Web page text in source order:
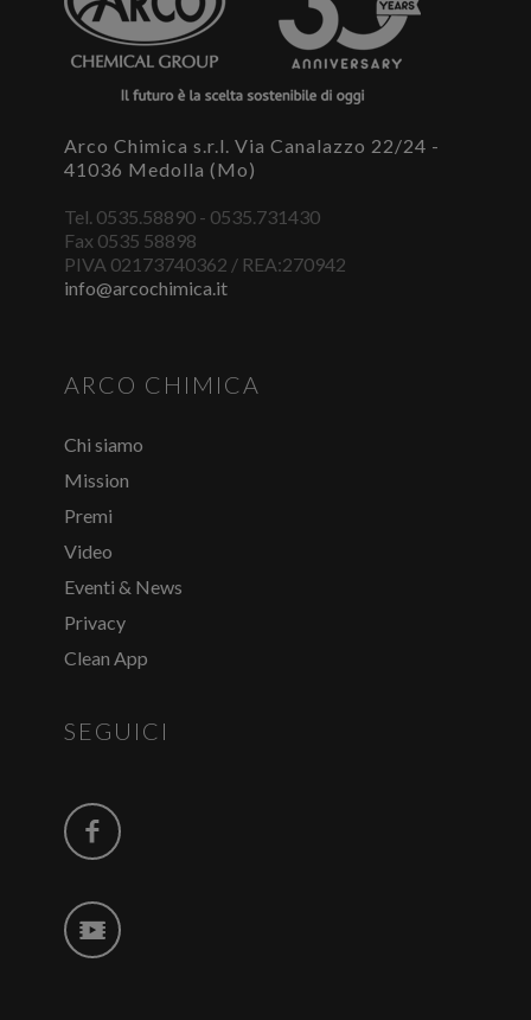
Arco Chimica s.r.l. Via Canalazzo 22/24 -
41036 Medolla (Mo)
Tel. 0535.58890 - 0535.731430
Fax 0535 58898
PIVA 02173740362 / REA:270942
info@arcochimica.it
ARCO CHIMICA
Chi siamo
Mission
Premi
Video
Eventi & News
Privacy
Clean App
SEGUICI
account puoi effettuare la registrazione del tuo profilo e
ottenere le credenziali di accesso.